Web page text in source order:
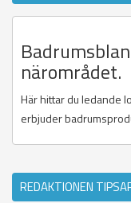
närområdet.
Här hittar du ledande
erbjuder
REDAKTIONEN